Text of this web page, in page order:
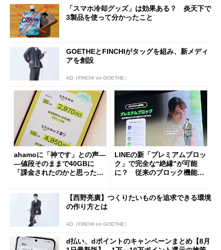
「スマホ冷却グッズ」は効果ある？ 炎天下で
3製品を使って分かったこと
GOETHEとFINCHIがタッグを組み、新メディ
アを創設
AD（FINCHI on GOETHE）
ahamoに「神です」との声―
―値段そのままで40GBに
「課金されたのかと思った」
LINEの新「プレミアムブロッ
ク」で完全な“絶縁”が可能
に？ 従来のブロック機能と
【西野亮廣】つくりたいものを追求できる環境
の作り方とは
AD（FINCHI on GOETHE）
d払い、dポイントのキャンペーンまとめ【8月